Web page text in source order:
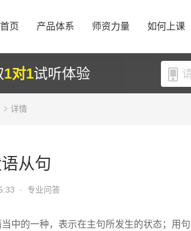
首页 产品体系 师资力量 如何上课
1对1试听体验
详情
从句
· 专业问答
中的一种，表示在主句所发生的状态；用